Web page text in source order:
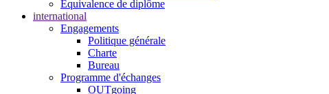
Équivalence de diplôme
international
Engagements
Politique générale
Charte
Bureau
Programme d'échanges
OUTgoing